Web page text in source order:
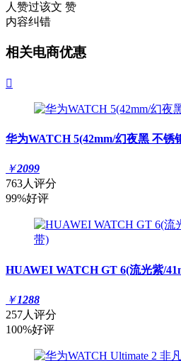
人赞过该文 赞
内容纠错
相关电商优惠

华为WATCH 5(42mm/幻夜黑 不锈
￥2099
763人评分
99%好评
HUAWEI WATCH GT 6(流光紫/
￥1288
257人评分
100%好评